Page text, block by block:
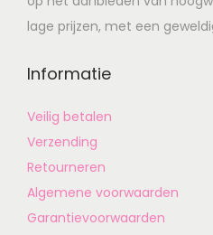
lage prijzen, met een
Informatie
Veilig betalen
Verzending
Retourneren
Algemene voorwaarden
Garantievoorwaarden